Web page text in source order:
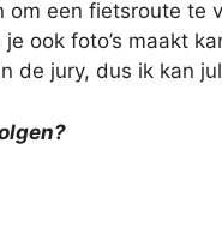
een fietsroute te
ook foto’s maakt
de jury, dus ik kan